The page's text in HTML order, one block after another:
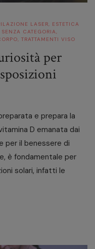
LASER, ESTETICA
SENZA CATEGORIA,
, TRATTAMENTI VISO
per
e prepara la
D emanata dai
per il benessere di
è fondamentale per
solari, infatti le